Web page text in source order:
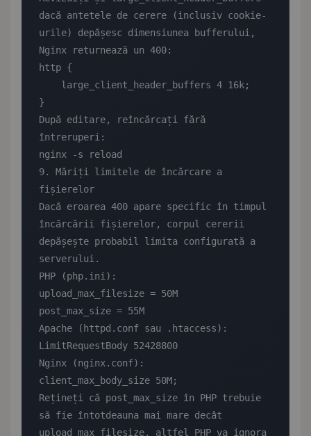
dacă antetele de cerere (inclusiv cookie-
urile) depășesc dimensiunea bufferului,
Nginx returnează un 400:
http {
}
După editare, reîncărcați fără
întreruperi:
nginx -s reload
9. Măriți limitele de încărcare a
fișierelor
Dacă eroarea 400 apare specific în timpul
încărcării fișierelor, corpul cererii
depășește probabil limita configurată a
serverului.
PHP (php.ini):
upload_max_filesize = 50M
post_max_size = 55M
Apache (httpd.conf sau .htaccess):
LimitRequestBody 52428800
Nginx (nginx.conf):
client_max_body_size 50M;
Rețineți că post_max_size în PHP trebuie
să fie întotdeauna mai mare decât
upload_max_filesize, altfel PHP va ignora